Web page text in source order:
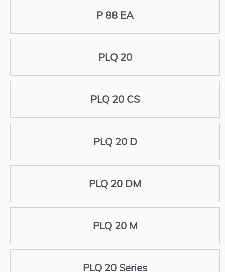
P 88 EA
PLQ 20
PLQ 20 CS
PLQ 20 D
PLQ 20 DM
PLQ 20 M
PLQ 20 Series